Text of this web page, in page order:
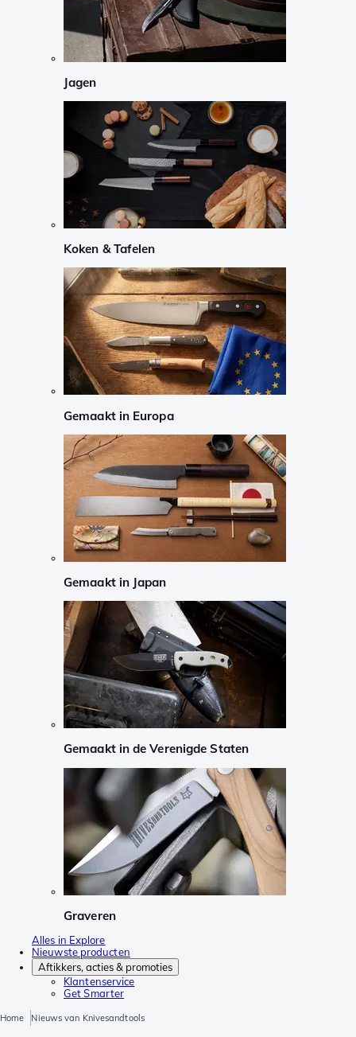
Jagen
Koken & Tafelen
Gemaakt in Europa
Gemaakt in Japan
Gemaakt in de Verenigde Staten
Graveren
Alles in Explore
Nieuwste producten
Aftikkers, acties & promoties
Klantenservice
Get Smarter
Home Nieuws van Knivesandtools